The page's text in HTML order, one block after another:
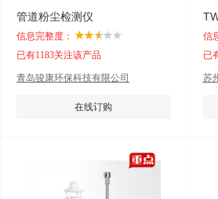
管道粉尘检测仪
信息完整度：
已有1183关注该产品
青岛骏康环保科技有限公司
在线订购
信
已
苏